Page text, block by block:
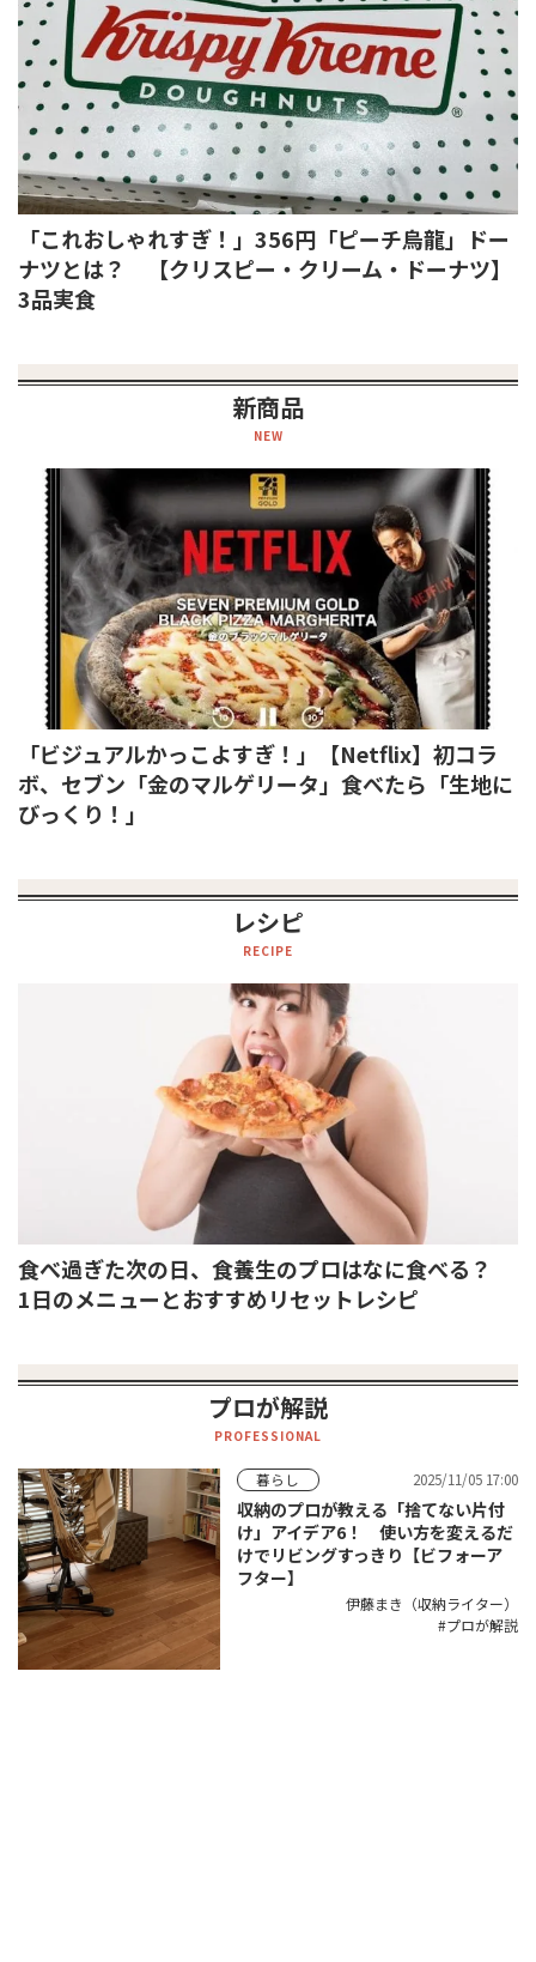
「これおしゃれすぎ！」356円「ピーチ烏龍」ドー
ナツとは？ 【クリスピー・クリーム・ドーナツ】
3品実食
新商品
NEW
「ビジュアルかっこよすぎ！」【Netflix】初コラ
ボ、セブン「金のマルゲリータ」食べたら「生地に
びっくり！」
レシピ
RECIPE
食べ過ぎた次の日、食養生のプロはなに食べる？
1日のメニューとおすすめリセットレシピ
プロが解説
PROFESSIONAL
暮らし 2025/11/05 17:00
収納のプロが教える「捨てない片付
け」アイデア6！ 使い方を変えるだ
けでリビングすっきり【ビフォーア
フター】
伊藤まき（収納ライター）
プロが解説